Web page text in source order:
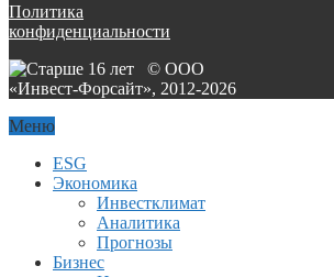
Политика
конфиденциальности
© ООО
«Инвест-Форсайт», 2012-2026
Меню
ESG
Экономика
Инвестклимат
Аналитика
Прогнозы
Бизнес